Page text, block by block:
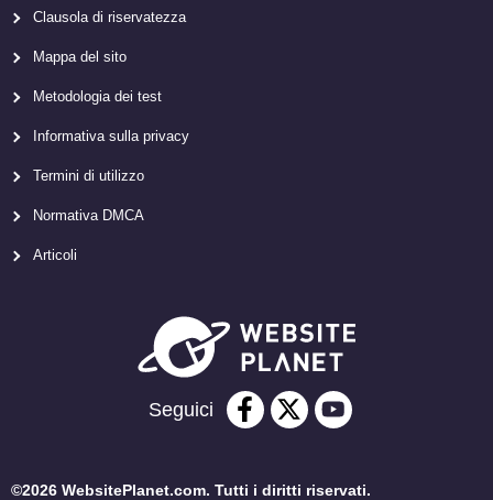
Clausola di riservatezza
Mappa del sito
Metodologia dei test
Informativa sulla privacy
Termini di utilizzo
Normativa DMCA
Articoli
Seguici
©2026 WebsitePlanet.com. Tutti i diritti riservati.